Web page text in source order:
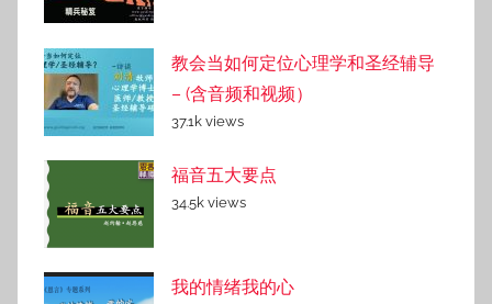
教会当如何定位心理学和圣经辅导
– (含音频和视频）
37.1k views
福音五大要点
34.5k views
我的情绪我的心